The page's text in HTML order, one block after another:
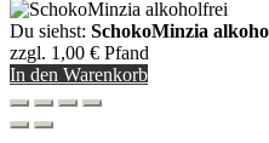
Du siehst: SchokoMinzia
zzgl. 1,00 € Pfand
In den Warenkorb